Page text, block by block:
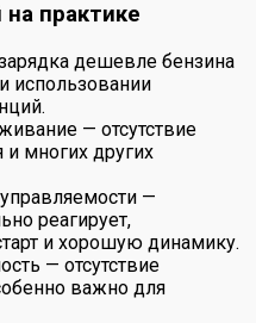
практике
дешевле бензина
использовании
— отсутствие
и многих других
—
реагирует,
и хорошую динамику.
— отсутствие
важно для